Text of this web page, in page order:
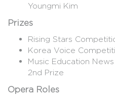
Youngmi Kim
Prizes
Rising Stars
Korea Voice
Music Education
2nd Prize
Opera Roles